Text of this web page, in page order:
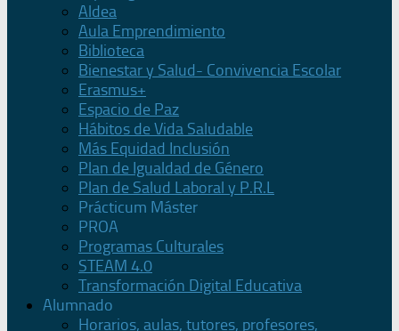
Aldea
Aula Emprendimiento
Biblioteca
Bienestar y Salud- Convivencia Escolar
Erasmus+
Espacio de Paz
Hábitos de Vida Saludable
Más Equidad Inclusión
Plan de Igualdad de Género
Plan de Salud Laboral y P.R.L
Prácticum Máster
PROA
Programas Culturales
STEAM 4.0
Transformación Digital Educativa
Alumnado
Horarios, aulas, tutores, profesores,